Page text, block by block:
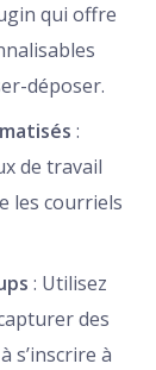
qui offre
déposer.
:
de travail
les courriels
: Utilisez
des
s’inscrire à